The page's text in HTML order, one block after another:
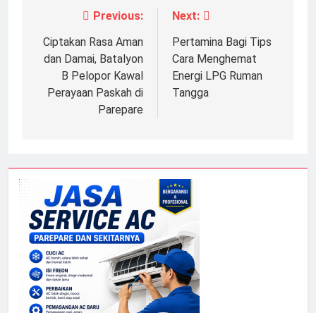
Navigasi
pos
Previous:
Ciptakan Rasa Aman
dan Damai, Batalyon
B Pelopor Kawal
Perayaan Paskah di
Parepare
Next:
Pertamina Bagi Tips
Cara Menghemat
Energi LPG Ruman
Tangga